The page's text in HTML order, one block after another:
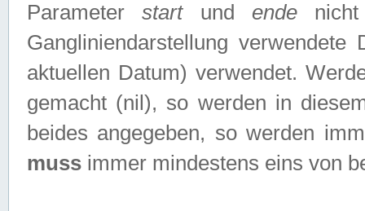
Parameterstartund endenicht
Gangliniendarstellung
aktuellen Datum) verwendet.
gemacht (nil), so werden in
beides angegeben, so werden
muss immer mindestens eins von